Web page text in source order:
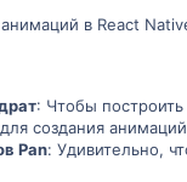
в React
: Чтобы
создания
Pan: Удивительно,